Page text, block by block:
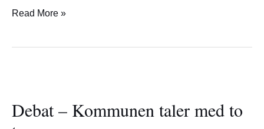
Read More »
Debat – Kommunen taler med to
Kommunen
taler